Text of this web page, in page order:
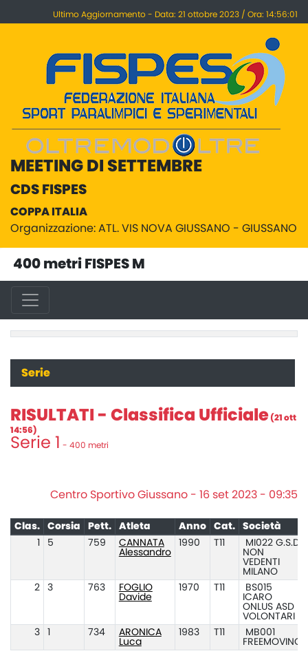
Ultimo Aggiornamento - Data: 21 ottobre 2023 / Ora: 14:56:01
MEETING DI SETTEMBRE
CDS FISPES
COPPA ITALIA
Organizzazione: ATL. VIS NOVA GIUSSANO - GIUSSANO
400 metri FISPES M
Serie
RISULTATI - Classifica Ufficiale (21 ott
14:56)
Serie 1 - 400 metri
Centro Sportivo Giussano - 16 set 2023 - 09:35
Clas. Corsia Pett. Atleta Anno Cat.
Società
5 759
CANNATA
Alessandro
1990 T11
MI022 G.S.D.
NON
VEDENTI
MILANO
2
3 763
FOGLIO
Davide
1970 T11
BS015
ICARO
ONLUS ASD E
VOLONTARI
3
734
ARONICA
Luca
1983 T11
MB001
FREEMOVING